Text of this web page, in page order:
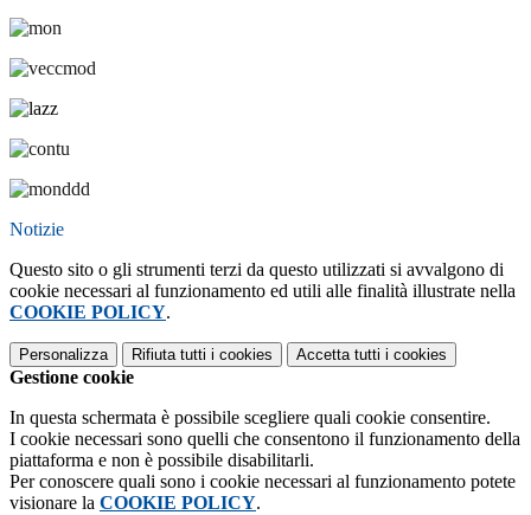
Notizie
Questo sito o gli strumenti terzi da questo utilizzati si avvalgono di
cookie necessari al funzionamento ed utili alle finalità illustrate nella
COOKIE POLICY.
Personalizza Rifiuta tutti i cookies Accetta tutti i cookies
Gestione cookie
In questa schermata è possibile scegliere quali cookie consentire.
I cookie necessari sono quelli che consentono il funzionamento della
piattaforma e non è possibile disabilitarli.
Per conoscere quali sono i cookie necessari al funzionamento potete
visionare la COOKIE POLICY.